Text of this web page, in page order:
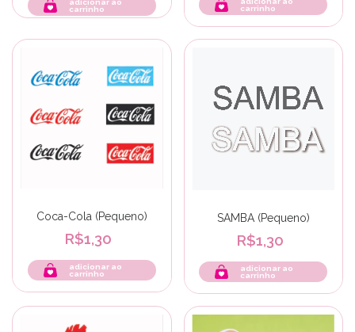
carrinho
Coca-Cola (Pequeno)
R$1,30
adicionar ao
carrinho
SAMBA (Pequeno)
R$1,30
adicionar ao
carrinho